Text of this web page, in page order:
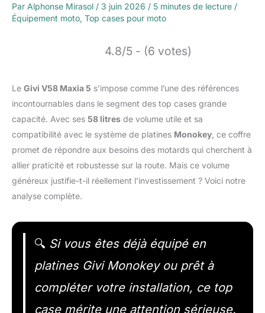
Par Alphonse Mirasol / 3 juin 2026 / 5 minutes de lecture /
Équipement moto, Top cases pour moto
4.8/5 - (6 votes)
Le Givi V58 Maxia 5 s’impose comme l’une des références
incontournables dans le segment des top cases grande
capacité. Avec ses 58 litres de volume utile et sa
compatibilité avec le système de platines Monokey , ce coffre
promet de répondre aux besoins des motards qui cherchent à
allier praticité et robustesse sur la route. Mais ce volume
généreux justifie-t-il réellement l’investissement ? Voici notre
analyse complète.
🔍 Si vous êtes déjà équipé en
platines Givi Monokey ou prêt à
compléter votre installation, ce top
case mérite une attention sérieuse.